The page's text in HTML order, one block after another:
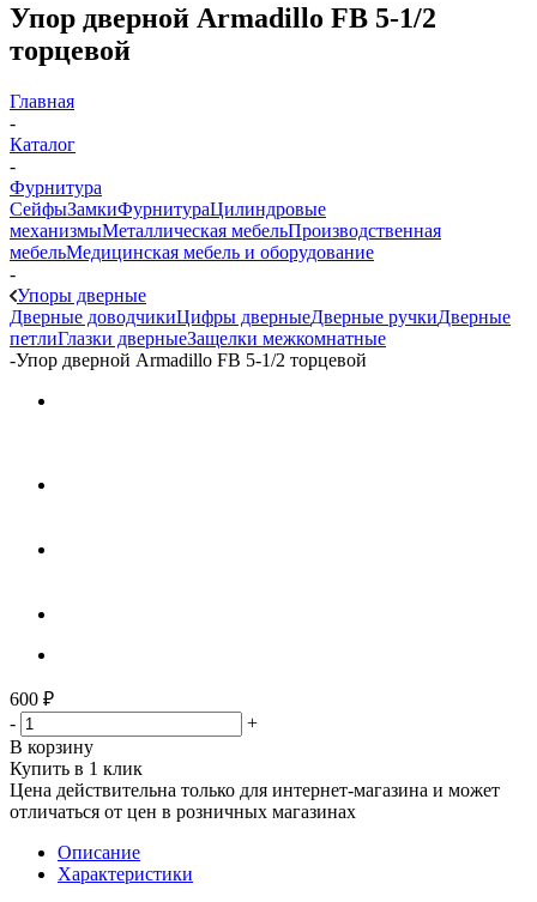
Упор дверной Armadillo FB 5-1/2
торцевой
Главная
-
Каталог
-
Фурнитура
СейфыЗамкиФурнитураЦилиндровые
механизмыМеталлическая мебельПроизводственная
мебельМедицинская мебель и оборудование
-
Упоры дверные
Дверные доводчикиЦифры дверныеДверные ручкиДверные
петлиГлазки дверныеЗащелки межкомнатные
-Упор дверной Armadillo FB 5-1/2 торцевой
600 ₽
-
+
В корзину
Купить в 1 клик
Цена действительна только для интернет-магазина и может
отличаться от цен в розничных магазинах
Описание
Характеристики